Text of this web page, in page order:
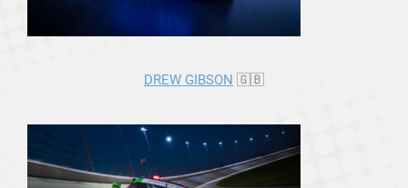
DREW GIBSON 🇬🇧